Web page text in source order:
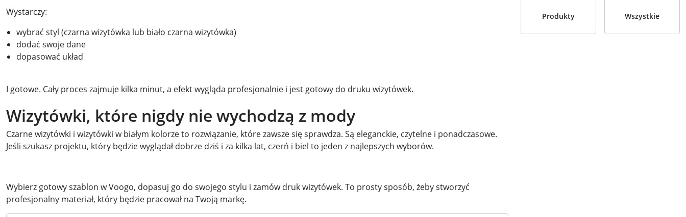
Wystarczy:
wybrać styl (czarna wizytówka lub biało czarna wizytówka)
dodać swoje dane
dopasować układ
I gotowe. Cały proces zajmuje kilka minut, a efekt wygląda profesjonalnie i jest gotowy do druku wizytówek.
Wizytówki, które nigdy nie wychodzą z mody
Czarne wizytówki i wizytówki w białym kolorze to rozwiązanie, które zawsze się sprawdza. Są eleganckie, czytelne i ponadczasowe.
Jeśli szukasz projektu, który będzie wyglądał dobrze dziś i za kilka lat, czerń i biel to jeden z najlepszych wyborów.
Wybierz gotowy szablon w Voogo, dopasuj go do swojego stylu i zamów druk wizytówek. To prosty sposób, żeby stworzyć
profesjonalny materiał, który będzie pracował na Twoją markę.
Produkty Wszystkie